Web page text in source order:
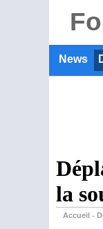
News
la
Accueil -